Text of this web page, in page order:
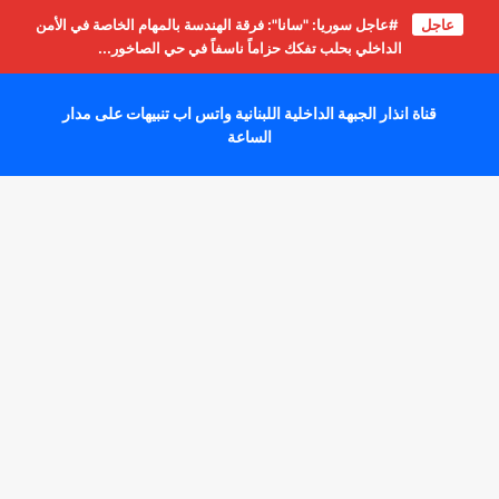
عاجل
#عاجل سوريا: "سانا": فرقة الهندسة بالمهام الخاصة في الأمن
الداخلي بحلب تفكك حزاماً ناسفاً في حي الصاخور...
قناة انذار الجبهة الداخلية اللبنانية واتس اب تنبيهات على مدار
الساعة